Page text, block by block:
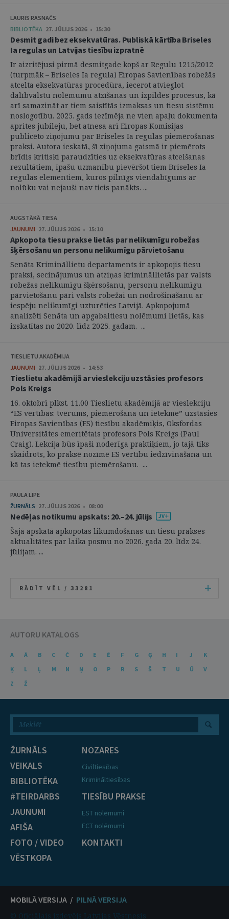
LAURIS RASNAČS
BIBLIOTĒKA 27. JŪLIJS 2026 • 15:30
Desmit gadi bez eksekvatūras. Publiskā kārtība Briseles
Ia regulas un Latvijas tiesību izpratnē
Ir aizritējusi pirmā desmitgade kopš ar Regulu 1215/2012
(turpmāk – Briseles Ia regula) Eiropas Savienības robežās
atcelta eksekvatūras procedūra, iecerot atvieglot
dalībvalstu nolēmumu atzīšanas un izpildes procesus, kā
arī samazināt ar tiem saistītās izmaksas un tiesu sistēmu
noslogotību. 2025. gads iezīmēja ne vien apaļu dokumenta
aprites jubileju, bet atnesa arī Eiropas Komisijas
publicēto ziņojumu par Briseles Ia regulas piemērošanas
praksi. Autora ieskatā, šī ziņojuma gaismā ir piemērots
brīdis kritiski paraudzīties uz eksekvatūras atcelšanas
rezultātiem, īpašu uzmanību pievēršot tiem Briseles Ia
regulas elementiem, kuros pilnīgs viendabīgums ar
nolūku vai nejauši nav ticis panākts. ...
AUGSTĀKĀ TIESA
JAUNUMI 27. JŪLIJS 2026 • 15:10
Apkopota tiesu prakse lietās par nelikumīgu robežas
šķērsošanu un personu nelikumīgu pārvietošanu
Senāta Krimināllietu departaments ir apkopojis tiesu
praksi, secinājumus un atziņas krimināllietās par valsts
robežas nelikumīgu šķērsošanu, personu nelikumīgu
pārvietošanu pāri valsts robežai un nodrošināšanu ar
iespēju nelikumīgi uzturēties Latvijā. Apkopojumā
analizēti Senāta un apgabaltiesu nolēmumi lietās, kas
izskatītas no 2020. līdz 2025. gadam. ...
TIESLIETU AKADĒMIJA
JAUNUMI 27. JŪLIJS 2026 • 14:53
Tieslietu akadēmijā ar vieslekciju uzstāsies profesors
Pols Kreigs
16. oktobrī plkst. 11.00 Tieslietu akadēmijā ar vieslekciju
“ES vērtības: tvērums, piemērošana un ietekme” uzstāsies
Eiropas Savienības (ES) tiesību akadēmiķis, Oksfordas
Universitātes emeritētais profesors Pols Kreigs (Paul
Craig). Lekcija būs īpaši noderīga praktiķiem, jo tajā tiks
skaidrots, ko praksē nozīmē ES vērtību iedzīvināšana un
kā tas ietekmē tiesību piemērošanu. ...
PAULA LIPE
ŽURNĀLS 27. JŪLIJS 2026 • 08:00
Nedēļas notikumu apskats: 20.–24. jūlijs
Šajā apskatā apkopotas likumdošanas un tiesu prakses
aktualitātes par laika posmu no 2026. gada 20. līdz 24.
jūlijam. ...
RĀDĪT VĒL / 33281
AUTORU KATALOGS
A Ā B C Č D E Ē F G Ģ H I J
K
Ķ
L Ļ M N Ņ O P R S Š T U Ū
V
Z
Ž
ŽURNĀLS
VEIKALS
BIBLIOTĒKA
#TEIRDARBS
JAUNUMI
AFIŠA
FOTO / VIDEO
VĒSTKOPA
NOZARES
Civiltiesības
Krimināltiesības
TIESĪBU PRAKSE
EST nolēmumi
ECT nolēmumi
KONTAKTI
MOBILĀ VERSIJA / PILNĀ VERSIJA
© Oficiālais izdevējs Latvijas Vēstnesis